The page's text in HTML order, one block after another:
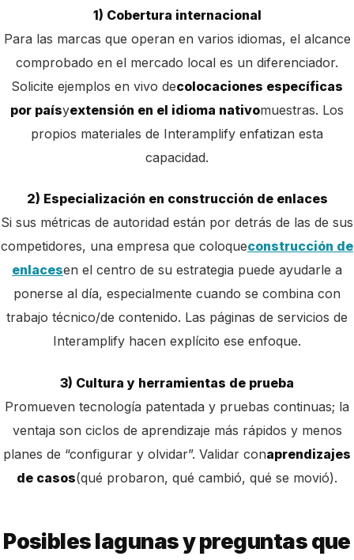
1) Cobertura internacional
Para las marcas que operan en varios idiomas, el alcance
comprobado en el mercado local es un diferenciador.
Solicite ejemplos en vivo decolocaciones específicas
por paísyextensión en el idioma nativomuestras. Los
propios materiales de Interamplify enfatizan esta
capacidad.
2) Especialización en construcción de enlaces
Si sus métricas de autoridad están por detrás de las de sus
competidores, una empresa que coloqueconstrucción de
enlacesen el centro de su estrategia puede ayudarle a
ponerse al día, especialmente cuando se combina con
trabajo técnico/de contenido. Las páginas de servicios de
Interamplify hacen explícito ese enfoque.
3) Cultura y herramientas de prueba
Promueven tecnología patentada y pruebas continuas; la
ventaja son ciclos de aprendizaje más rápidos y menos
planes de “configurar y olvidar”. Validar conaprendizajes
de casos(qué probaron, qué cambió, qué se movió).
Posibles lagunas y preguntas que